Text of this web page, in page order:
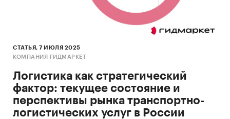
СТАТЬЯ, 7 ИЮЛЯ 2025
КОМПАНИЯ ГИДМАРКЕТ
Логистика как стратегический
фактор: текущее состояние и
перспективы рынка транспортно-
логистических услуг в России